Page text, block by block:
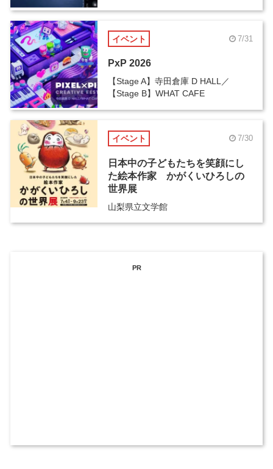
イベント 7/31
PxP 2026
【Stage A】寺田倉庫 D HALL／
【Stage B】WHAT CAFE
イベント 7/30
日本中の子どもたちを笑顔にし
た絵本作家 かがくいひろしの
世界展
山梨県立文学館
PR